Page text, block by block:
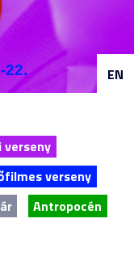
22.
verseny
verseny
Antropocén
EN